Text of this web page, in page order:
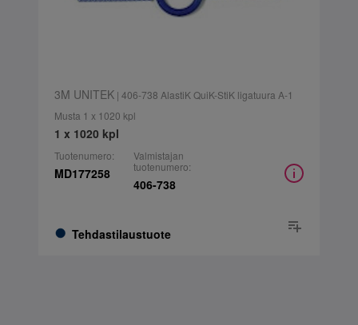
3M UNITEK| 406-738 AlastiK QuiK-StiK ligatuura A-1
Musta 1 x 1020 kpl
1 x 1020 kpl
Tuotenumero:
MD177258
Tehdastilaustuote
Valmistajan
tuotenumero:
406-738